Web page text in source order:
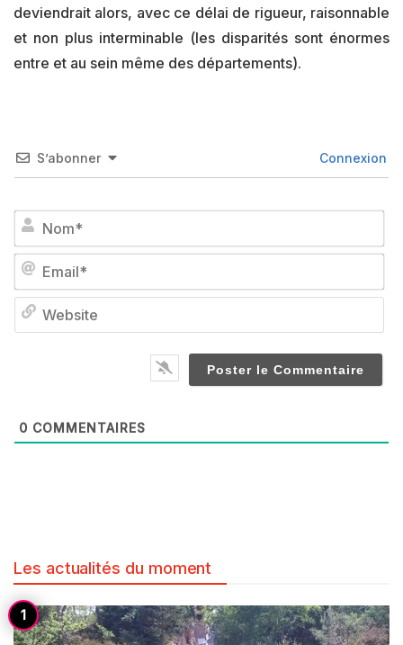
deviendrait alors, avec ce délai de rigueur, raisonnable
et non plus interminable (les disparités sont énormes
entre et au sein même des départements).
S’abonner Connexion
0 COMMENTAIRES
Les actualités du moment